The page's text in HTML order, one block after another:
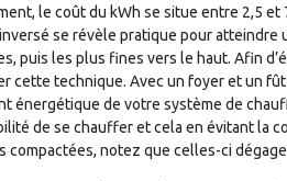
le coût du kWh se situe entre 2,5 et 7
se révèle pratique pour atteindre
puis les plus fines vers le haut. Afin
cette technique. Avec un foyer et un
énergétique de votre système de
de se chauffer et cela en évitant la
notez que celles-ci